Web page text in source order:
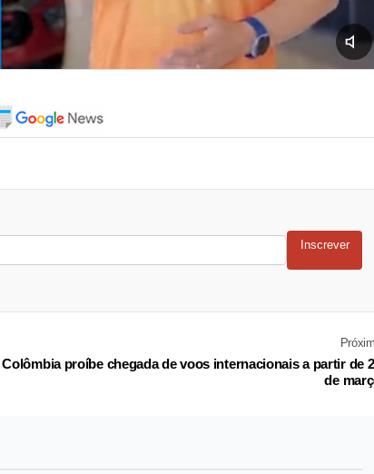
Inscrever
Colômbia proíbe chegada de voos internacionais a partir de
de